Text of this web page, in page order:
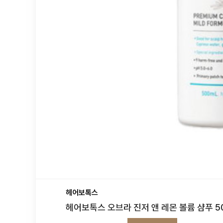
헤어보톡스
헤어보톡스 오브라 진저 앤 레몬 볼륨 샴푸